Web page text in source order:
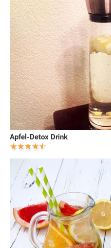
Apfel-Detox Drink